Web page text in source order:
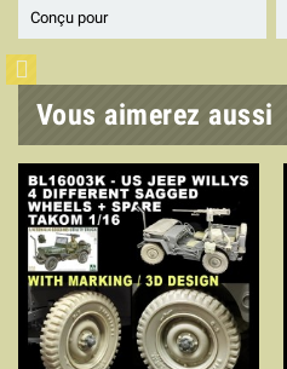
Conçu pour
Vous aimerez aussi